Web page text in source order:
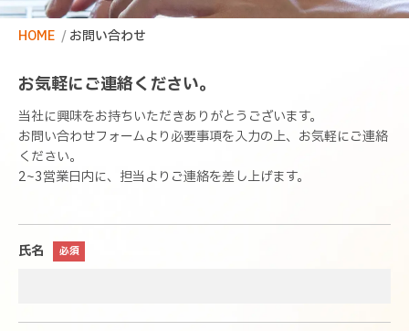
HOME /お問い合わせ
お気軽にご連絡ください。
当社に興味をお持ちいただきありがとうございます。
お問い合わせフォームより必要事項を入力の上、お気軽にご連絡
ください。
2~3営業日内に、担当よりご連絡を差し上げます。
氏名